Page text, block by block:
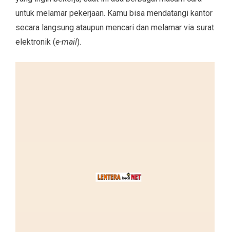
untuk melamar pekerjaan. Kamu bisa mendatangi kantor
secara langsung ataupun mencari dan melamar via surat
elektronik (e-mail).